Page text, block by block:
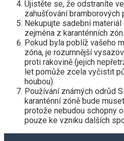
Ujistěte se, že odstraníte
zahušťování bramborových
Nekupujte sadební
zejména z karanténních zón.
Pokud byla poblíž vašeho
zóna, je rozumnější
proti rakovině (jejich
let pomůže zcela vyčistit
houbou).
Používání známých odrůd
karanténní zóně bude
protože nebudou schopny
pouze ke vzniku dalších